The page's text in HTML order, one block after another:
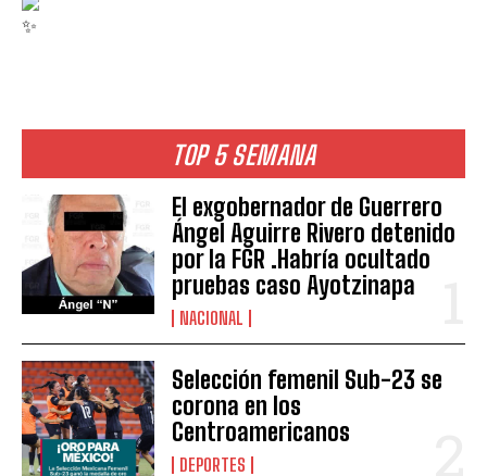
TOP 5 SEMANA
El exgobernador de Guerrero
Ángel Aguirre Rivero detenido
por la FGR .Habría ocultado
pruebas caso Ayotzinapa
NACIONAL
Selección femenil Sub-23 se
corona en los
Centroamericanos
DEPORTES